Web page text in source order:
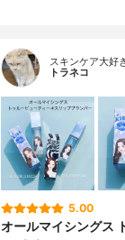
スキンケア大好
トラネコ
5.00
オールマイシングス